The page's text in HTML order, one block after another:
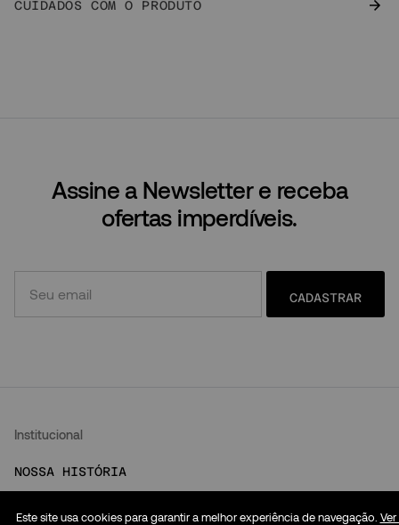
CUIDADOS COM O PRODUTO
Assine a Newsletter e receba
ofertas imperdíveis.
CADASTRAR
Institucional
NOSSA HISTÓRIA
Este site usa cookies para garantir a melhor experiência de navegação.